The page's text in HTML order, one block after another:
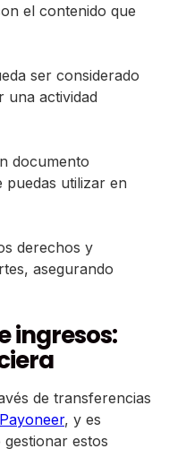
el contenido que
ser considerado
una actividad
documento
puedas utilizar en
derechos y
asegurando
ingresos:
de transferencias
Payoneer, y es
estos